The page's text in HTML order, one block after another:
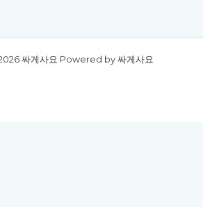
싸게사요 Powered by 싸게사요